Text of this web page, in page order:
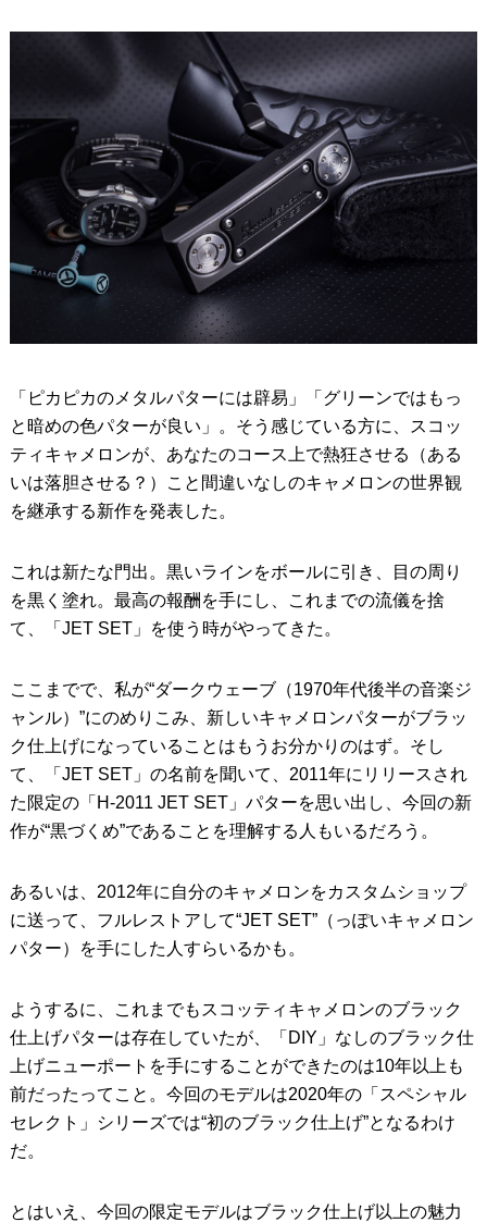
「ピカピカのメタルパターには辟易」「グリーンではもっ
と暗めの色パターが良い」。そう感じている方に、スコッ
ティキャメロンが、あなたのコース上で熱狂させる（ある
いは落胆させる？）こと間違いなしのキャメロンの世界観
を継承する新作を発表した。
これは新たな門出。黒いラインをボールに引き、目の周り
を黒く塗れ。最高の報酬を手にし、これまでの流儀を捨
て、「JET SET」を使う時がやってきた。
ここまでで、私が“ダークウェーブ（1970年代後半の音楽ジ
ャンル）”にのめりこみ、新しいキャメロンパターがブラッ
ク仕上げになっていることはもうお分かりのはず。そし
て、「JET SET」の名前を聞いて、2011年にリリースされ
た限定の「H-2011 JET SET」パターを思い出し、今回の新
作が“黒づくめ”であることを理解する人もいるだろう。
あるいは、2012年に自分のキャメロンをカスタムショップ
に送って、フルレストアして“JET SET”（っぽいキャメロン
パター）を手にした人すらいるかも。
ようするに、これまでもスコッティキャメロンのブラック
仕上げパターは存在していたが、「DIY」なしのブラック仕
上げニューポートを手にすることができたのは10年以上も
前だったってこと。今回のモデルは2020年の「スペシャル
セレクト」シリーズでは“初のブラック仕上げ”となるわけ
だ。
とはいえ、今回の限定モデルはブラック仕上げ以上の魅力